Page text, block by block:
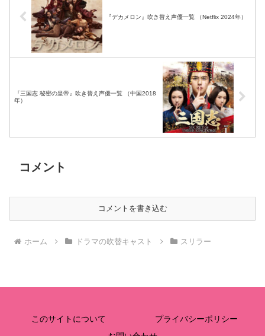
『デカメロン』吹き替え声優一覧 （Netflix 2024年）
『三国志 秘密の皇帝』吹き替え声優一覧 （中国2018
年）
コメント
コメントを書き込む
ホーム ドラマの吹替キャスト スリラー
このサイトについて
プライバシーポリシー